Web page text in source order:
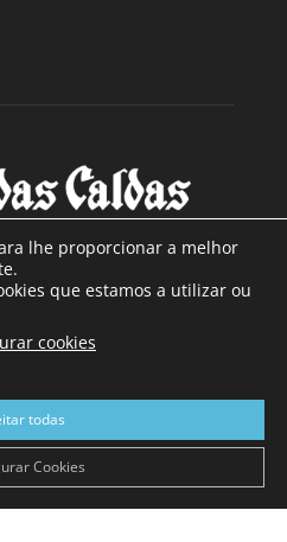
NÓS
Rainha e mais de 90 anos de
mais de 40.000 leitores por
com distribuição em Portugal
assinatura online.
lhe proporcionar a melhor
que estamos a utilizar ou
cookies
todas
Cookies